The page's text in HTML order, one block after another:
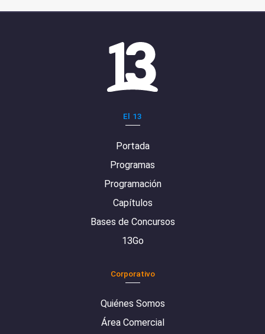
El 13
Portada
Programas
Programación
Capítulos
Bases de Concursos
13Go
Corporativo
Quiénes Somos
Área Comercial